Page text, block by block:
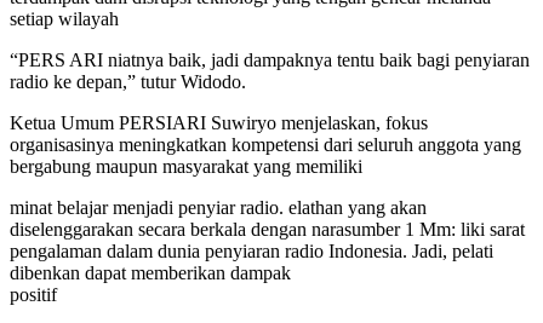
setiap wilayah
“PERS ARI niatnya baik, jadi dampaknya tentu baik bagi penyiaran
radio ke depan,” tutur Widodo.
Ketua Umum PERSIARI Suwiryo menjelaskan, fokus
organisasinya meningkatkan kompetensi dari seluruh anggota yang
bergabung maupun masyarakat yang memiliki
minat belajar menjadi penyiar radio. elathan yang akan
diselenggarakan secara berkala dengan narasumber 1 Mm: liki sarat
pengalaman dalam dunia penyiaran radio Indonesia. Jadi, pelati
dibenkan dapat memberikan dampak
positif